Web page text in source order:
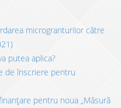
microgranturilor către
putea aplica?
de înscriere pentru
pentru noua „Măsură